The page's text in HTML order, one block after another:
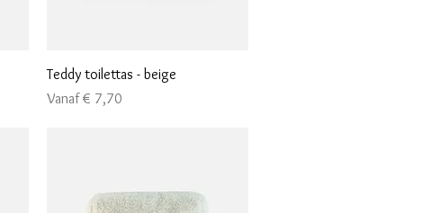
Snel overzicht
Teddy toilettas - beige
Vanaf€ 7,70
Verkoopprijs